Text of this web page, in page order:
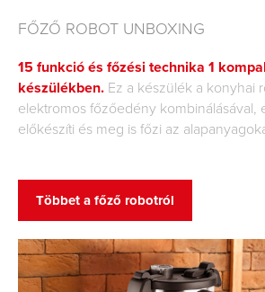
FŐZŐ ROBOT UNBOXING
15 funkció és főzési technika 1
készülékben. Ez a készülék a konyhai
elektromos főzőedény kombinálásával,
előkészíti és meg is főzi az
Többet a főző robotról